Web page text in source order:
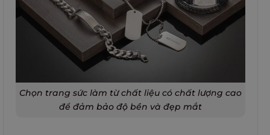
Chọn trang sức làm từ chất liệu có chất lượng cao
để đảm bảo độ bền và đẹp mắt